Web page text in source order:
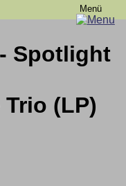
Menü
Spotlight
(LP)